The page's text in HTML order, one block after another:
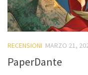
RECENSIONI MARZO 21,
PaperDante